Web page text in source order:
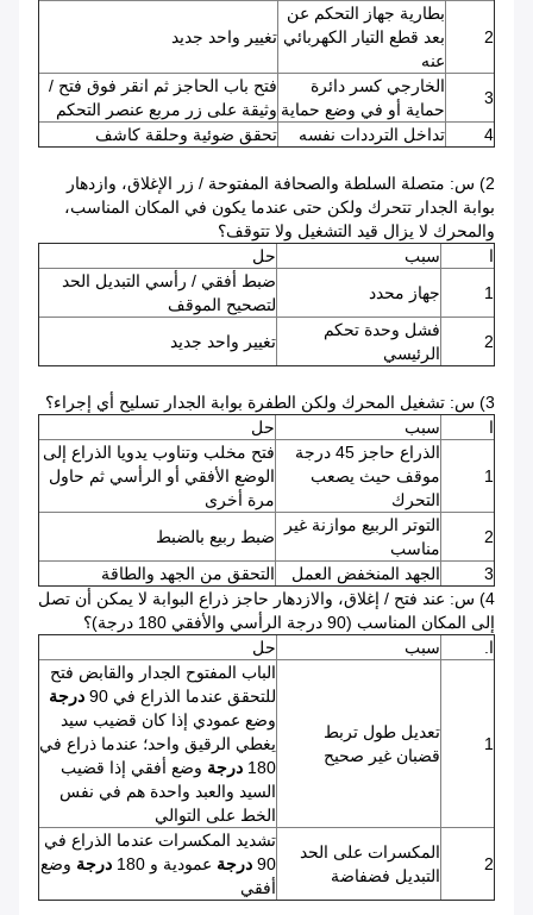
2
بطارية جهاز التحكم عن
بعد قطع التيار الكهربائي
عنه
تغيير واحد جديد
3
الخارجي كسر دائرة
حماية أو في وضع حماية
فتح باب الحاجز ثم انقر فوق فتح /
وثيقة على زر مربع عنصر التحكم
4
تداخل الترددات نفسه تحقق ضوئية وحلقة كاشف
2) س: متصلة السلطة والصحافة المفتوحة / زر الإغلاق، وازدهار
بوابة الجدار تتحرك ولكن حتى عندما يكون في المكان المناسب،
والمحرك لا يزال قيد التشغيل ولا تتوقف؟
ا
سبب
حل
1
جهاز محدد
ضبط أفقي / رأسي التبديل الحد
لتصحيح الموقف
2
فشل وحدة تحكم
الرئيسي
تغيير واحد جديد
3) س: تشغيل المحرك ولكن الطفرة بوابة الجدار تسليح أي إجراء؟
ا
سبب حل
1
الذراع حاجز 45 درجة
موقف حيث يصعب
التحرك
فتح مخلب وتناوب يدويا الذراع إلى
الوضع الأفقي أو الرأسي ثم حاول
مرة أخرى
2
التوتر الربيع موازنة غير
مناسب
ضبط ربيع بالضبط
3
الجهد المنخفض العمل
التحقق من الجهد والطاقة
4) س: عند فتح / إغلاق، والازدهار حاجز ذراع البوابة لا يمكن أن تصل
إلى المكان المناسب (90 درجة الرأسي والأفقي 180 درجة)؟
ا.
سبب حل
1
تعديل طول تربط
قضبان غير صحيح
الباب المفتوح الجدار والقابض فتح
للتحقق عندما الذراع في 90
درجة
وضع عمودي إذا كان قضيب سيد
يغطي الرقيق واحد؛ عندما ذراع في
180 درجة وضع أفقي إذا قضيب
السيد والعبد واحدة هم في نفس
الخط على التوالي
2
المكسرات على الحد
التبديل فضفاضة
تشديد المكسرات عندما الذراع في
90 درجة عمودية و 180 درجة وضع
أفقي